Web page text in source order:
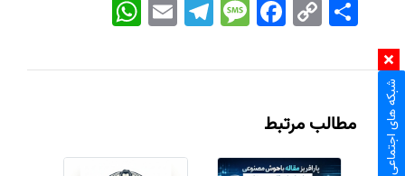
WhatsApp EmailTelegramMessageFacebook Copy
Link
اشتراک
مطالب مرتبط شبکه های اجتماعی